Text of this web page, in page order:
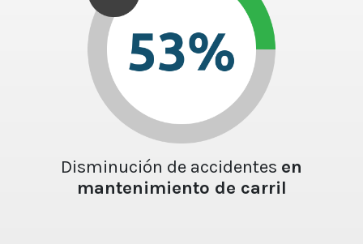
Disminución de accidentes en
mantenimiento de carril